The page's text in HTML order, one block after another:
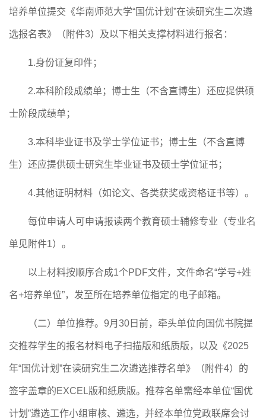
培养单位提交《华南师范大学“国优计划”在读研究生二次遴
选报名表》（附件3）及以下相关支撑材料进行报名：
1.身份证复印件；
2.本科阶段成绩单；博士生（不含直博生）还应提供硕
士阶段成绩单；
3.本科毕业证书及学士学位证书；博士生（不含直博
生）还应提供硕士研究生毕业证书及硕士学位证书；
4.其他证明材料（如论文、各类获奖或资格证书等）。
每位申请人可申请报读两个教育硕士辅修专业（专业名
单见附件1）。
以上材料按顺序合成1个PDF文件，文件命名“学号+姓
名+培养单位”，发至所在培养单位指定的电子邮箱。
（二）单位推荐。 9月 30 日前， 牵头单位向 国优书院提
交推荐学生的报名材料电子扫描版和纸质版， 以及《2025
年“国优计划”在读研究生二次遴选推荐名单》（附件4）的
签字盖章的EXCEL版和纸质版。 推荐名单需经本单位“国优
计划”遴选工作小组审核、遴选，并经本单位党政联席会讨